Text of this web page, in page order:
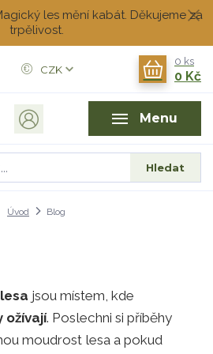
les mění kabát. Děkujeme za
trpělivost.
Menu
CZK
Hledat
0 ks
0 Kč
Úvod Blog
jsou místem, kde
ožívají. Poslechni si příběhy
moudrost lesa a pokud